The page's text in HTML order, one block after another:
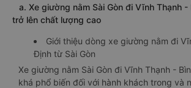
a. Xe giường nằm Sài Gòn đi Vĩnh Thạnh
trở lên chất lượng cao
Giới thiệu dòng xe giường nằm đi
Định từ Sài Gòn
Xe giường nằm Sài Gòn đi Vĩnh Thạnh -
khá phổ biến đối với hành khách trong và